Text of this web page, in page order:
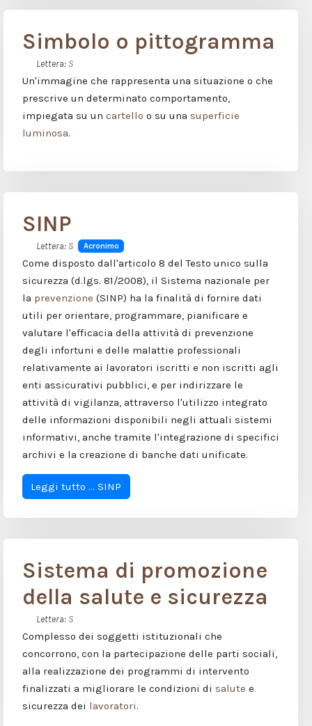
Simbolo o pittogramma
Lettera: S
Un'immagine che rappresenta una situazione o che
prescrive un determinato comportamento,
impiegata su un cartello o su una superficie
luminosa.
SINP
Lettera: S Acronimo
Come disposto dall'articolo 8 del Testo unico sulla
sicurezza (d.lgs. 81/2008), il Sistema nazionale per
la prevenzione (SINP) ha la finalità di fornire dati
utili per orientare, programmare, pianificare e
valutare l'efficacia della attività di prevenzione
degli infortuni e delle malattie professionali
relativamente ai lavoratori iscritti e non iscritti agli
enti assicurativi pubblici, e per indirizzare le
attività di vigilanza, attraverso l'utilizzo integrato
delle informazioni disponibili negli attuali sistemi
informativi, anche tramite l'integrazione di specifici
archivi e la creazione di banche dati unificate.
Leggi tutto … SINP
Sistema di promozione
della salute e sicurezza
Lettera: S
Complesso dei soggetti istituzionali che
concorrono, con la partecipazione delle parti sociali,
alla realizzazione dei programmi di intervento
finalizzati a migliorare le condizioni di salute e
sicurezza dei lavoratori.